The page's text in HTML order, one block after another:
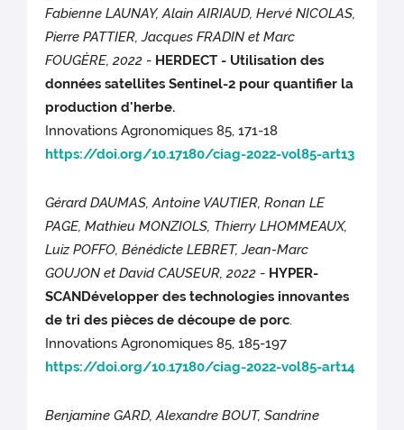
Fabienne LAUNAY, Alain AIRIAUD, Hervé NICOLAS,
Pierre PATTIER, Jacques FRADIN et Marc
FOUGÈRE, 2022 - HERDECT - Utilisation des
données satellites Sentinel-2 pour quantifier la
production d'herbe.
Innovations Agronomiques 85, 171-18
https://doi.org/10.17180/ciag-2022-vol85-art13
Gérard DAUMAS, Antoine VAUTIER, Ronan LE
PAGE, Mathieu MONZIOLS, Thierry LHOMMEAUX,
Luiz POFFO, Bénédicte LEBRET, Jean-Marc
GOUJON et David CAUSEUR, 2022 - HYPER-
SCANDévelopper des technologies innovantes
de tri des pièces de découpe de porc.
Innovations Agronomiques 85, 185-197
https://doi.org/10.17180/ciag-2022-vol85-art14
Benjamine GARD, Alexandre BOUT, Sandrine